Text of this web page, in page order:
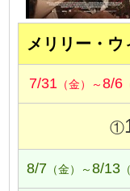
メリリー・
7/31 （金）～8/6
①
8/7 （金）～8/13